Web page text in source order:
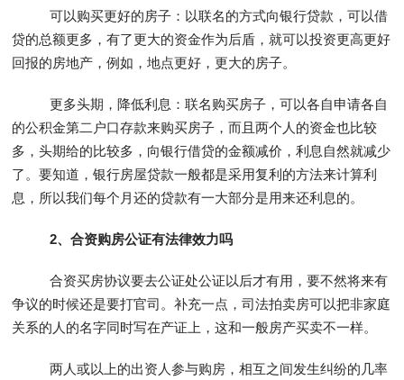
可以购买更好的房子：以联名的方式向银行贷款，可以借
贷的总额更多，有了更大的资金作为后盾，就可以投资更高更好
回报的房地产，例如，地点更好，更大的房子。
更多头期，降低利息：联名购买房子，可以各自申请各自
的公积金第二户口存款来购买房子，而且两个人的资金也比较
多，头期给的比较多，向银行借贷的金额减价，利息自然就减少
了。要知道，银行房屋贷款一般都是采用复利的方法来计算利
息，所以我们每个月还的贷款有一大部分是用来还利息的。
2、合资购房公证有法律效力吗
合资买房协议要去公证处公证以后才有用，要不然将来有
争议的时候还是要打官司。补充一点，司法拍卖房可以把非家庭
关系的人的名字同时写在产证上，这和一般房产买卖不一样。
两人或以上的出资人参与购房，相互之间发生纠纷的几率